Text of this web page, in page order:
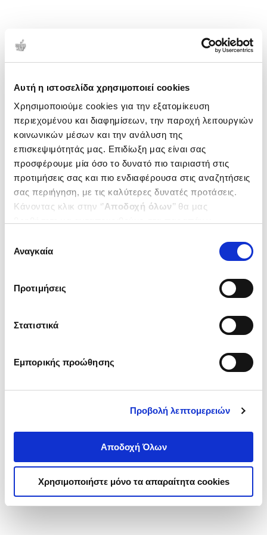
Αυτή η ιστοσελίδα χρησιμοποιεί cookies
Χρησιμοποιούμε cookies για την εξατομίκευση
περιεχομένου και διαφημίσεων, την παροχή λειτουργιών
κοινωνικών μέσων και την ανάλυση της
επισκεψιμότητάς μας. Επιδίωξη μας είναι σας
προσφέρουμε μία όσο το δυνατό πιο ταιριαστή στις
προτιμήσεις σας και πιο ενδιαφέρουσα στις αναζητήσεις
σας περιήγηση, με τις καλύτερες δυνατές προτάσεις.
Κάνοντας κλικ στην ‘’Αποδοχή όλων’’ θα μας
ενδιαφέρουν και να επιλέξετε από τα παρακάτω με την
΄΄και να ενημερωθείτε σχετικά με
συγκατάθεσης
Αναγκαία
Προτιμήσεις
Στατιστικά
Εμπορικής προώθησης
Προβολή λεπτομερειών
Αποδοχή Όλων
Χρησιμοποιήστε μόνο τα απαραίτητα cookies